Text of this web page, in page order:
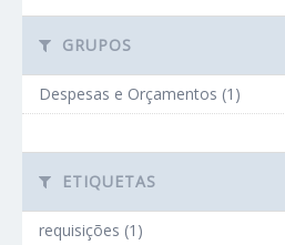
GRUPOS
Despesas e Orçamentos (1)
ETIQUETAS
requisições (1)